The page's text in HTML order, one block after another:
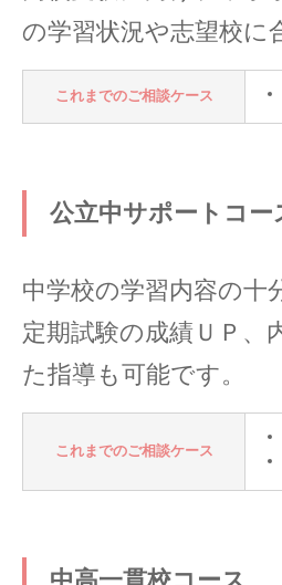
の学習状況や志望校に
これまでのご相談ケース
公立中サポートコー
中学校の学習内容の十
定期試験の成績ＵＰ、
た指導も可能です。
これまでのご相談ケース